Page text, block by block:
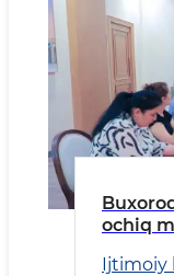
ochiq
Ijtimoiy